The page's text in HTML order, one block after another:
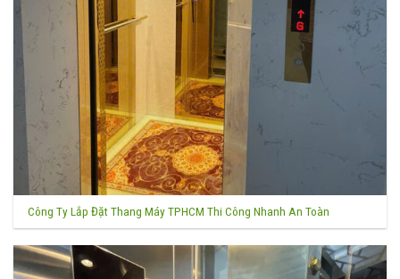
Công Ty Lắp Đặt Thang Máy TPHCM Thi Công Nhanh An Toàn